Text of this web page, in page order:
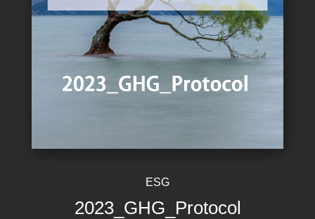
ESG
2023_GHG_Protocol